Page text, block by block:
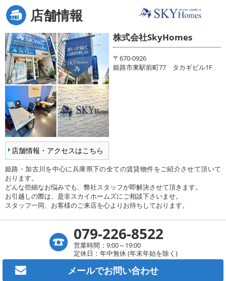
店舗情報
店舗情報・アクセスはこちら
株式会社SkyHomes
〒670-0926
姫路市東駅前町77 タカギビル1F
姫路・加古川を中心に兵庫県下の全ての賃貸物件をご紹介させて頂いて
おります。
どんな些細なお悩みでも、弊社スタッフが即解決させて頂きます。
お引越しの際は、是非スカイホームズにご相談下さいませ。
スタッフ一同、お客様のご来店を心よりお待ちしております。
079-226-8522
営業時間：9:00～19:00
定休日：年中無休 (年末年始を除く)
メールでお問い合わせ